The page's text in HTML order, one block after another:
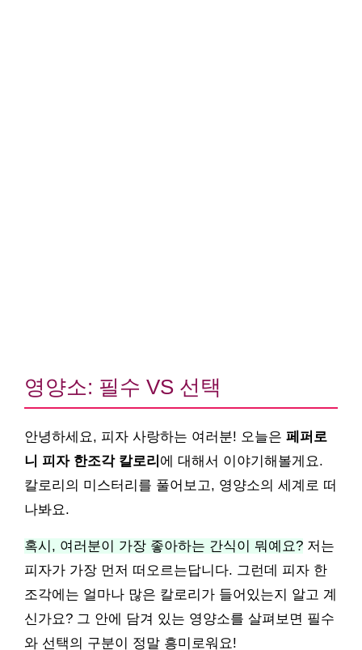
영양소: 필수 VS 선택
안녕하세요, 피자 사랑하는 여러분! 오늘은 페퍼로
니 피자 한조각 칼로리 에 대해서 이야기해볼게요.
칼로리의 미스터리를 풀어보고, 영양소의 세계로 떠
나봐요.
혹시, 여러분이 가장 좋아하는 간식이 뭐예요? 저는
피자가 가장 먼저 떠오르는답니다. 그런데 피자 한
조각에는 얼마나 많은 칼로리가 들어있는지 알고 계
신가요? 그 안에 담겨 있는 영양소를 살펴보면 필수
와 선택의 구분이 정말 흥미로워요!